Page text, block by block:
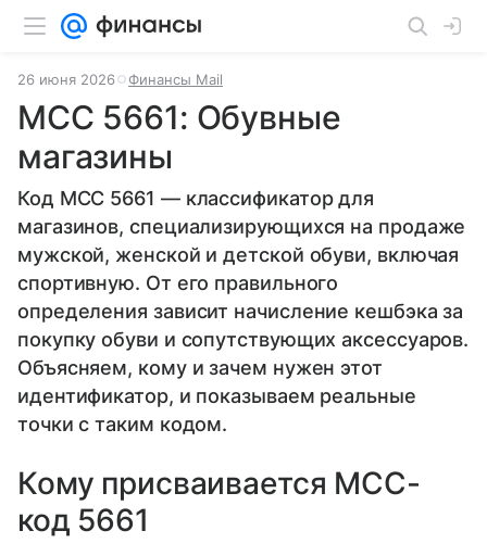
26 июня 2026 Финансы Mail
MCC 5661: Обувные
магазины
Код MCC 5661 — классификатор для
магазинов, специализирующихся на продаже
мужской, женской и детской обуви, включая
спортивную. От его правильного
определения зависит начисление кешбэка за
покупку обуви и сопутствующих аксессуаров.
Объясняем, кому и зачем нужен этот
идентификатор, и показываем реальные
точки с таким кодом.
Кому присваивается MCC-
код 5661